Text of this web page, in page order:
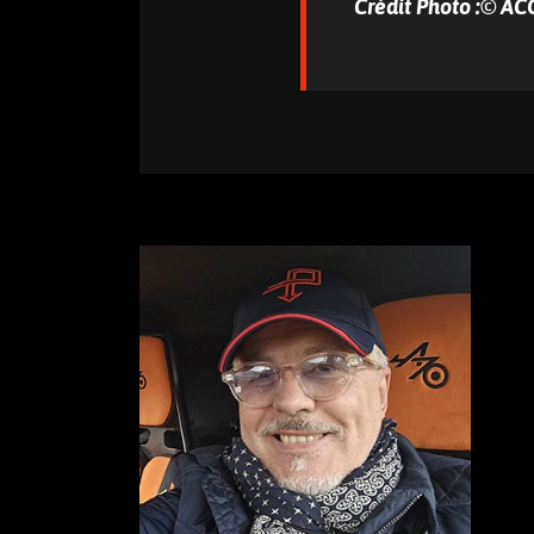
Crédit Photo :©